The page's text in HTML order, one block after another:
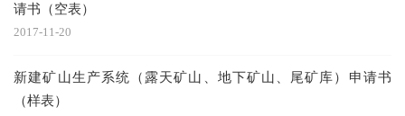
请书（空表）
2017-11-20
新建矿山生产系统（露天矿山、地下矿山、尾矿库）申请书
（样表）